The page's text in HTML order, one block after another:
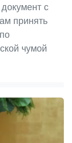
с
принять
чумой